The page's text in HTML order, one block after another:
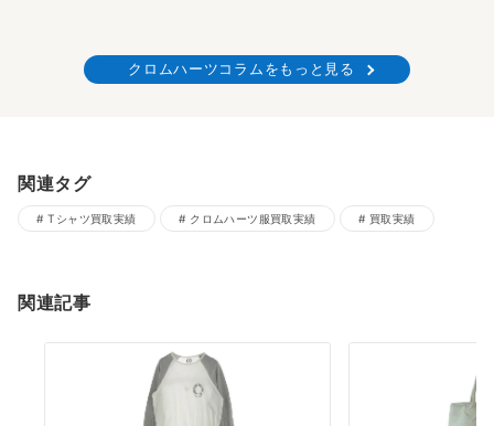
クロムハーツコラムをもっと見る
関連タグ
Tシャツ買取実績 クロムハーツ服買取実績 買取実績
関連記事